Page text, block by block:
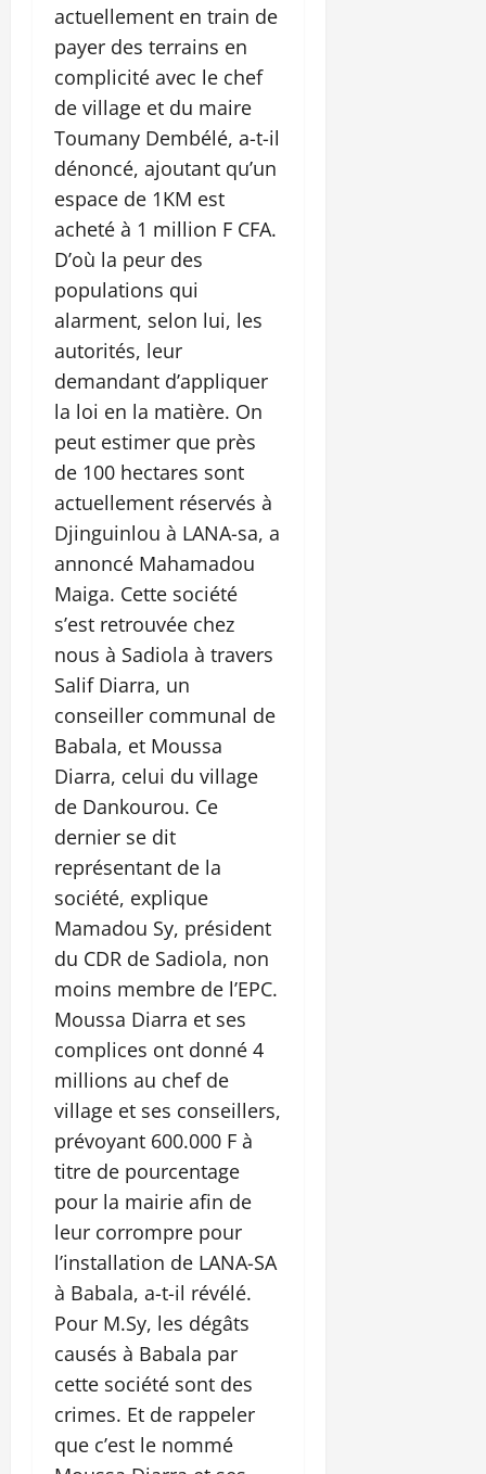
actuellement en train de
payer des terrains en
complicité avec le chef
de village et du maire
Toumany Dembélé, a-t-il
dénoncé, ajoutant qu’un
espace de 1KM est
acheté à 1 million F CFA.
D’où la peur des
populations qui
alarment, selon lui, les
autorités, leur
demandant d’appliquer
la loi en la matière. On
peut estimer que près
de 100 hectares sont
actuellement réservés à
Djinguinlou à LANA-sa, a
annoncé Mahamadou
Maiga. Cette société
s’est retrouvée chez
nous à Sadiola à travers
Salif Diarra, un
conseiller communal de
Babala, et Moussa
Diarra, celui du village
de Dankourou. Ce
dernier se dit
représentant de la
société, explique
Mamadou Sy, président
du CDR de Sadiola, non
moins membre de l’EPC.
Moussa Diarra et ses
complices ont donné 4
millions au chef de
village et ses conseillers,
prévoyant 600.000 F à
titre de pourcentage
pour la mairie afin de
leur corrompre pour
l’installation de LANA-SA
à Babala, a-t-il révélé.
Pour M.Sy, les dégâts
causés à Babala par
cette société sont des
crimes. Et de rappeler
que c’est le nommé